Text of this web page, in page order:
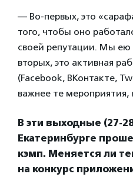
— Во-первых, это
того, чтобы оно
своей репутации. Мы
вторых, это активная
(Facebook, ВКонтакте,
важнее те
В эти выходные (27-
Екатеринбурге
кэмп. Меняется ли
на конкурс